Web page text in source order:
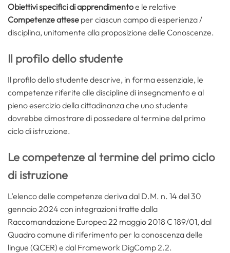
Obiettivi specifici di apprendimentoe le relative
Competenze attese per ciascun campo di esperienza /
disciplina, unitamente alla proposizione delle Conoscenze.
Il profilo dello studente
Il profilo dello studente descrive, in forma essenziale, le
competenze riferite alle discipline di insegnamento e al
pieno esercizio della cittadinanza che uno studente
dovrebbe dimostrare di possedere al termine del primo
ciclo di istruzione.
Le competenze al termine del primo ciclo
di istruzione
L’elenco delle competenze deriva dal D.M. n. 14 del 30
gennaio 2024 con integrazioni tratte dalla
Raccomandazione Europea 22 maggio 2018 C 189/01, dal
Quadro comune di riferimento per la conoscenza delle
lingue (QCER) e dal Framework DigComp 2.2.